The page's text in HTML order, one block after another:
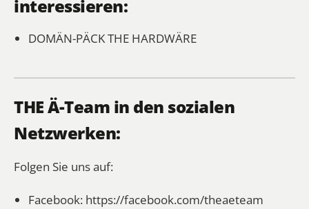
interessieren:
DOMÄN-PÄCKTHE HARDWÄRE
THE Ä-Team in den sozialen
Netzwerken:
Folgen Sie uns auf:
Facebook: https://facebook.com/theaeteam